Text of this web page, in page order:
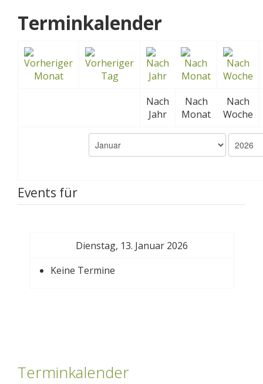
Terminkalender
Nach
Jahr
Nach
Monat
Nach
Woche
Events für
Dienstag, 13. Januar 2026
Keine Termine
Terminkalender